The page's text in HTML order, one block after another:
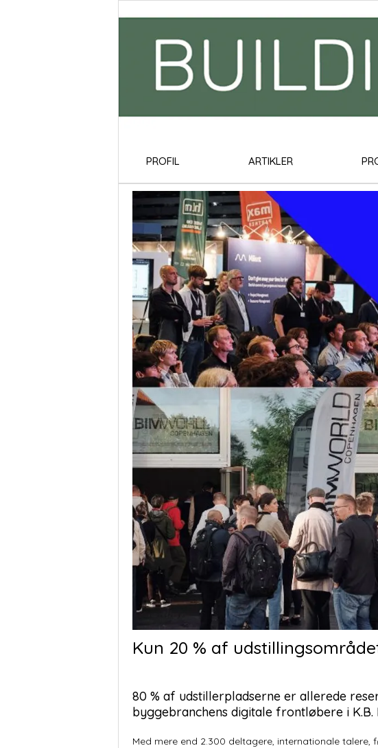
PROFIL ARTIKLER
Kun 20 % af
80 % af udstillerpladserne er allerede
byggebranchens digitale frontløbere i K.B.
Med mere end 2.300 deltagere, internationale